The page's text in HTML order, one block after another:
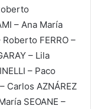
– Ana María
Roberto FERRO –
– Lila
– Paco
Carlos AZNÁREZ
SEOANE –